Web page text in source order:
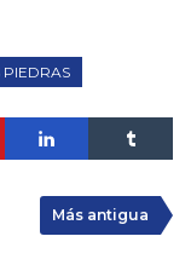
PIEDRAS
Más antigua